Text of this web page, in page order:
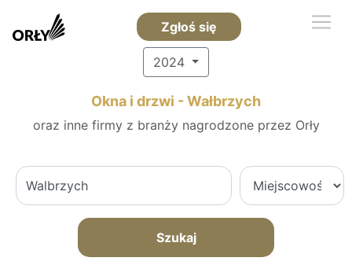
Zgłoś się
2024
Okna i drzwi - Wałbrzych
oraz inne firmy z branży nagrodzone przez Orły
Szukaj